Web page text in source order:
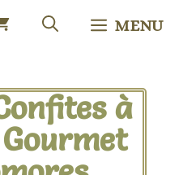
MENU
à